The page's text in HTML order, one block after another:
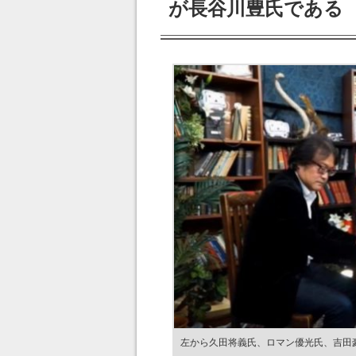
が長谷川豊氏である
左から久田将義氏、ロマン優光氏、吉田